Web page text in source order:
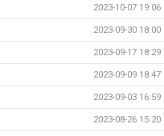
2023-10-07 19:06
2023-09-30 18:00
2023-09-17 18:29
2023-09-09 18:47
2023-09-03 16:59
2023-08-26 15:20